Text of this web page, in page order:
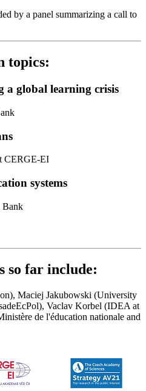
by a panel summarizing a call to
topics:
a global learning crisis
CERGE-EI
systems
Bank
so far include:
Maciej Jakubowski (University
Vaclav Korbel (IDEA at
de l'éducation nationale and